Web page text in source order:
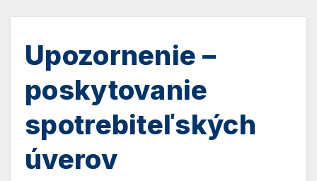
Upozornenie –
poskytovanie
spotrebiteľských
úverov